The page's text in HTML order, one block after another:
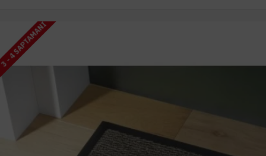
SAPTAMANI